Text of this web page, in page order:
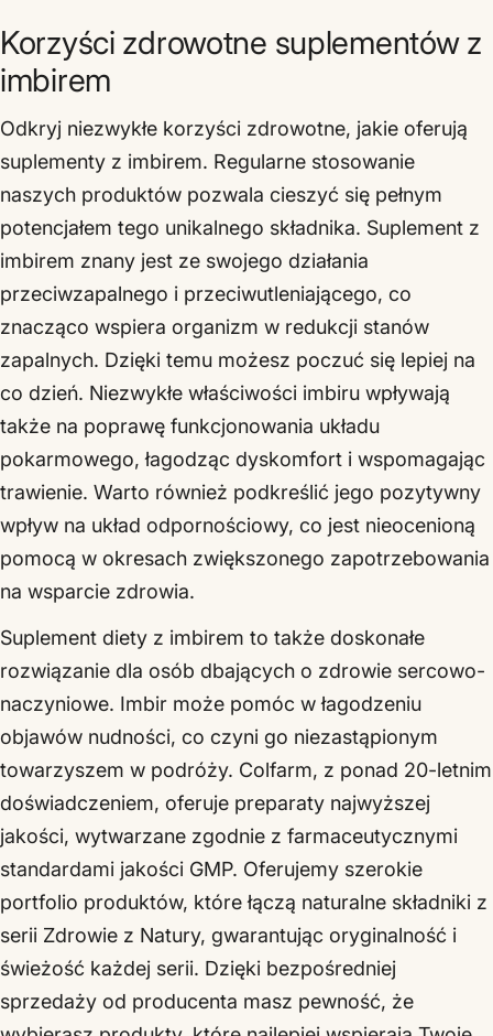
Korzyści zdrowotne suplementów z
imbirem
Odkryj niezwykłe korzyści zdrowotne, jakie oferują
suplementy z imbirem. Regularne stosowanie
naszych produktów pozwala cieszyć się pełnym
potencjałem tego unikalnego składnika. Suplement z
imbirem znany jest ze swojego działania
przeciwzapalnego i przeciwutleniającego, co
znacząco wspiera organizm w redukcji stanów
zapalnych. Dzięki temu możesz poczuć się lepiej na
co dzień. Niezwykłe właściwości imbiru wpływają
także na poprawę funkcjonowania układu
pokarmowego, łagodząc dyskomfort i wspomagając
trawienie. Warto również podkreślić jego pozytywny
wpływ na układ odpornościowy, co jest nieocenioną
pomocą w okresach zwiększonego zapotrzebowania
na wsparcie zdrowia.
Suplement diety z imbirem to także doskonałe
rozwiązanie dla osób dbających o zdrowie sercowo-
naczyniowe. Imbir może pomóc w łagodzeniu
objawów nudności, co czyni go niezastąpionym
towarzyszem w podróży. Colfarm, z ponad 20-letnim
doświadczeniem, oferuje preparaty najwyższej
jakości, wytwarzane zgodnie z farmaceutycznymi
standardami jakości GMP. Oferujemy szerokie
portfolio produktów, które łączą naturalne składniki z
serii Zdrowie z Natury, gwarantując oryginalność i
świeżość każdej serii. Dzięki bezpośredniej
sprzedaży od producenta masz pewność, że